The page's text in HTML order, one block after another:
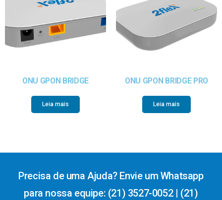
ONU GPON BRIDGE
Leia mais
ONU GPON BRIDGE PRO
Leia mais
Precisa de uma Ajuda? Envie um Whatsapp
para nossa equipe: (21) 3527-0052 | (21)